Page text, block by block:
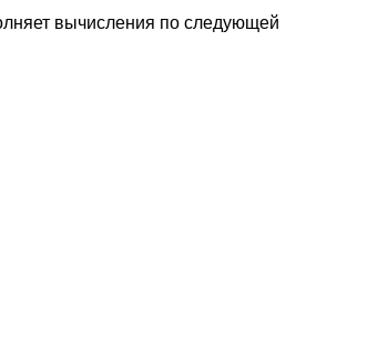
вычисления по следующей